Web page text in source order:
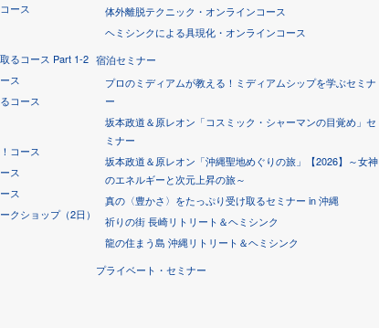
ース
るコース Part 1-2
ス
コース
コース
ス
ス
クショップ（2日）
体外離脱テクニック・オンラインコース
ヘミシンクによる具現化・オンラインコース
宿泊セミナー
プロのミディアムが教える！ミディアムシップを学ぶセミナ
ー
坂本政道＆原レオン「コスミック・シャーマンの目覚め」セ
ミナー
坂本政道＆原レオン「沖縄聖地めぐりの旅」【2026】～女神
のエネルギーと次元上昇の旅～
真の〈豊かさ〉をたっぷり受け取るセミナー in 沖縄
祈りの街 長崎リトリート＆ヘミシンク
龍の住まう島 沖縄リトリート＆ヘミシンク
プライベート・セミナー